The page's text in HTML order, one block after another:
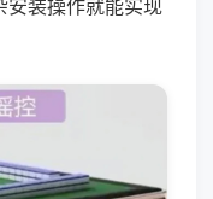
安装操作就能实现